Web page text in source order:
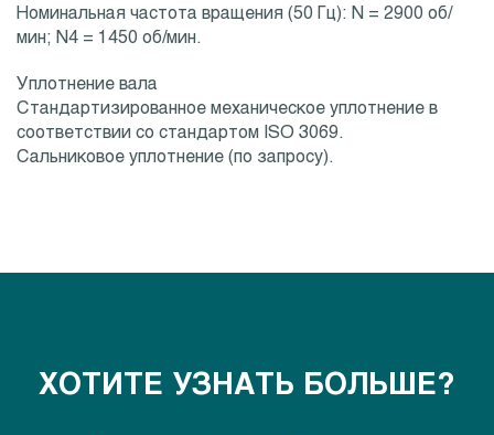
Номинальная частота вращения (50 Гц): N = 2900 об/
мин; N4 = 1450 об/мин.
Уплотнение вала
Стандартизированное механическое уплотнение в
соответствии со стандартом ISO 3069.
Сальниковое уплотнение (по запросу).
ХОТИТЕ УЗНАТЬ БОЛЬШЕ?